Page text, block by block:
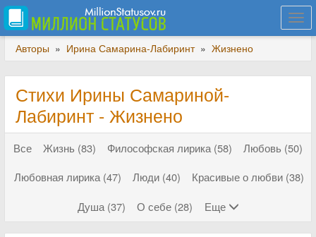
Авторы » Ирина Самарина-Лабиринт » Жизнено
Стихи Ирины Самариной-
Лабиринт - Жизнено
Все Жизнь (83) Философская лирика (58)
Любовь (50)
Любовная лирика (47)
Люди (40)
Красивые о любви (38)
Душа (37)
О себе (28) Еще